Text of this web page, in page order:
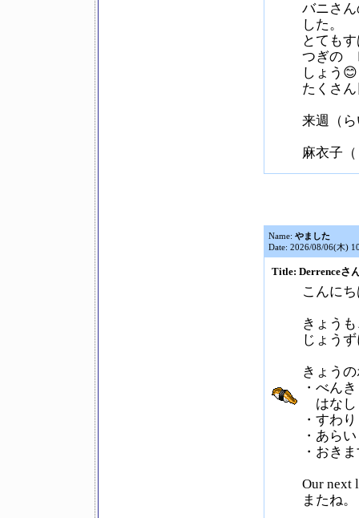
バニさ
した。
とても
つぎの
しょう😊
たくさ
来週（
麻衣子
Name: やました
Date: 2026/08/06(木)
Title: Derrenceさ
こんに
きょう
じょう
きょう
・べん
はなし
・すわ
・あら
・おき
Our next
またね。